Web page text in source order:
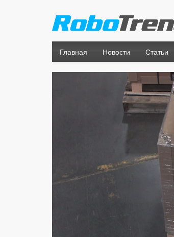
Главная Новости Статьи